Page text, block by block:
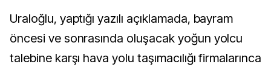
Uraloğlu, yaptığı yazılı açıklamada, bayram
öncesi ve sonrasında oluşacak yoğun yolcu
talebine karşı hava yolu taşımacılığı firmalarınca